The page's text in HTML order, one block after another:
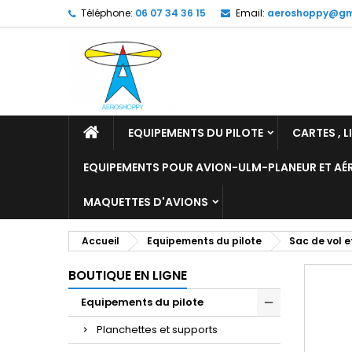
Téléphone: 06 07 34 36 15 Email:
EQUIPEMENTS DU PILOTE CARTES ,
EQUIPEMENTS POUR AVION-ULM-PLANEUR ET
MAQUETTES D'AVIONS
Accueil Equipements du pilote Sac de vol
BOUTIQUE EN LIGNE
Equipements du pilote
Planchettes et supports